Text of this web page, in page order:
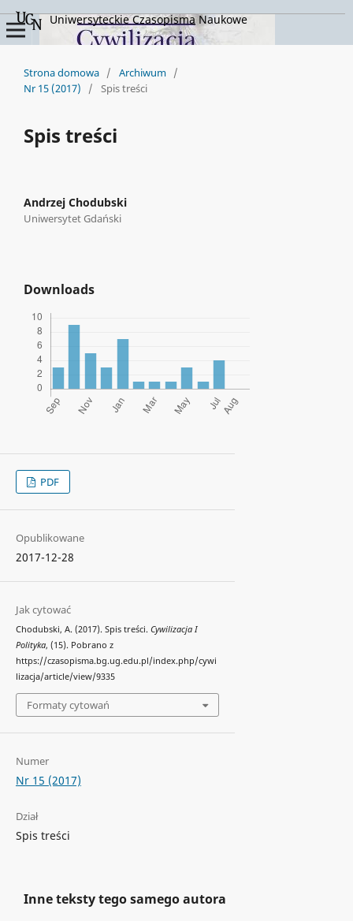
Uniwersyteckie Czasopisma Naukowe
Strona domowa / Archiwum /
Nr 15 (2017)
/ Spis treści
Spis treści
Andrzej Chodubski
Uniwersytet Gdański
Downloads
PDF
Opublikowane
2017-12-28
Jak cytować
Chodubski, A. (2017). Spis treści. Cywilizacja I
Polityka, (15). Pobrano z
https://czasopisma.bg.ug.edu.pl/index.php/cywi
lizacja/article/view/9335
Formaty cytowań
Numer
Nr 15 (2017)
Dział
Spis treści
Inne teksty tego samego autora